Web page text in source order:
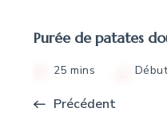
Purée de patates
25 mins
Précédent